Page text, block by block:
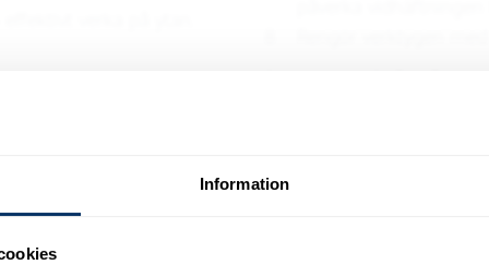
Information
från de flesta typer av
och pulverlack. Det
yta innan generell